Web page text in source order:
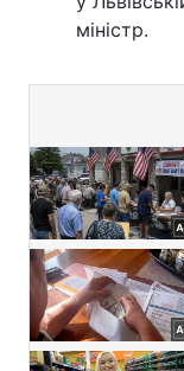
міністр.